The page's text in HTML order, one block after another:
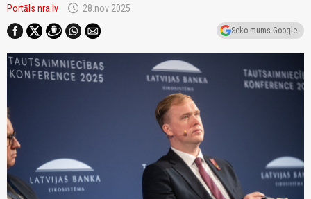
Portāls nra.lv schedule 28.nov 2025
Seko mums Google